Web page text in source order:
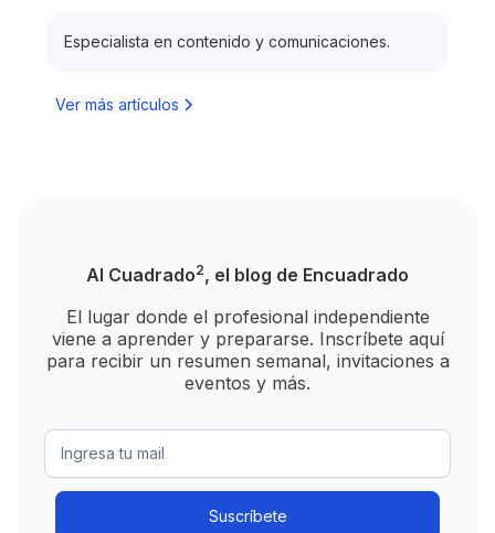
Especialista en contenido y comunicaciones.
Ver más artículos
Al Cuadrado2, el blog de Encuadrado
El lugar donde el profesional independiente
viene a aprender y prepararse. Inscríbete aquí
para recibir un resumen semanal, invitaciones a
eventos y más.